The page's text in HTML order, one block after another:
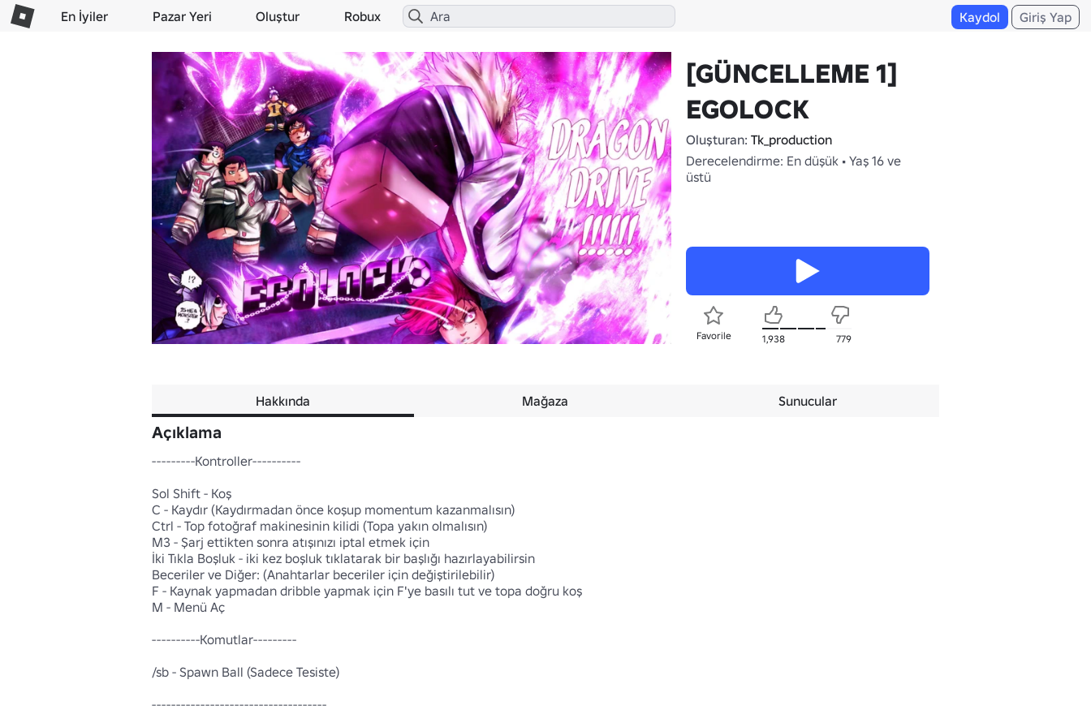
En İyiler Pazar Yeri Oluştur Robux Kaydol Giriş Yap
[GÜNCELLEME 1]
EGOLOCK
Oluşturan: Tk_production
Derecelendirme: En düşük • Yaş 16 ve
üstü
Favorile 1,938 779
Hakkında Mağaza Sunucular
Açıklama
---------Kontroller----------
Sol Shift - Koş
C - Kaydır (Kaydırmadan önce koşup momentum kazanmalısın)
Ctrl - Top fotoğraf makinesinin kilidi (Topa yakın olmalısın)
M3 - Şarj ettikten sonra atışınızı iptal etmek için
İki Tıkla Boşluk - iki kez boşluk tıklatarak bir başlığı hazırlayabilirsin
Beceriler ve Diğer: (Anahtarlar beceriler için değiştirilebilir)
F - Kaynak yapmadan dribble yapmak için F'ye basılı tut ve topa doğru koş
M - Menü Aç
----------Komutlar---------
/sb - Spawn Ball (Sadece Tesiste)
------------------------------------